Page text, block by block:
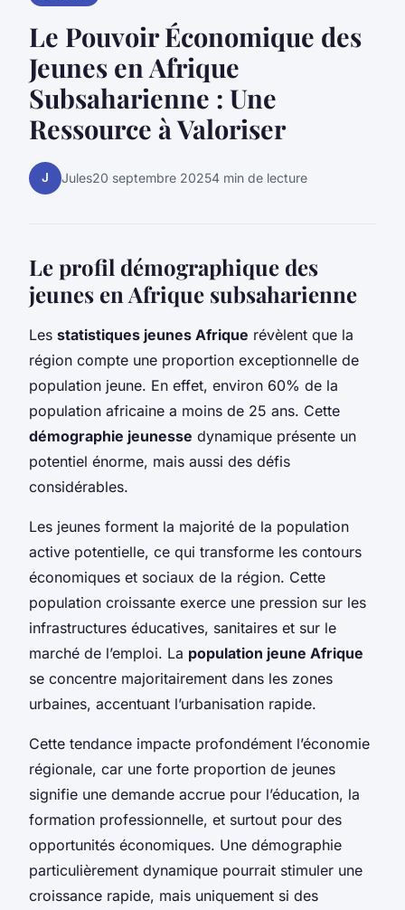
Le Pouvoir Économique des
Jeunes en Afrique
Subsaharienne : Une
Ressource à Valoriser
J Jules20 septembre 20254 min de lecture
Le profil démographique des
jeunes en Afrique subsaharienne
Les statistiques jeunes Afrique révèlent que la
région compte une proportion exceptionnelle de
population jeune. En effet, environ 60% de la
population africaine a moins de 25 ans. Cette
démographie jeunesse dynamique présente un
potentiel énorme, mais aussi des défis
considérables.
Les jeunes forment la majorité de la population
active potentielle, ce qui transforme les contours
économiques et sociaux de la région. Cette
population croissante exerce une pression sur les
infrastructures éducatives, sanitaires et sur le
marché de l’emploi. La population jeune Afrique
se concentre majoritairement dans les zones
urbaines, accentuant l’urbanisation rapide.
Cette tendance impacte profondément l’économie
régionale, car une forte proportion de jeunes
signifie une demande accrue pour l’éducation, la
formation professionnelle, et surtout pour des
opportunités économiques. Une démographie
particulièrement dynamique pourrait stimuler une
croissance rapide, mais uniquement si des